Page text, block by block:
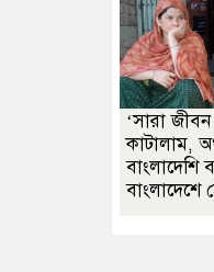
‘সারা
কাটালাম,
বাংলাদেশি
বাংলাদেশে